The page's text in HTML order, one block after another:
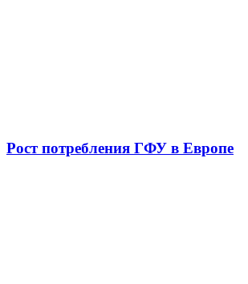
Рост потребления ГФУ в Европе